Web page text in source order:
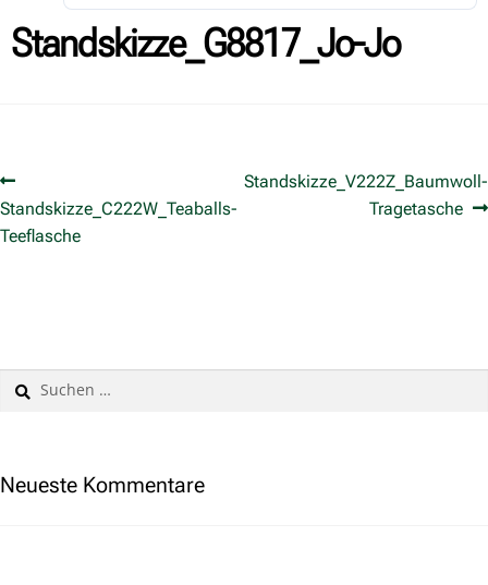
Standskizze_G8817_Jo-Jo
Standskizze_C222W_Teaballs-
Teeflasche
Standskizze_V222Z_Baumwoll-
Tragetasche
Neueste Kommentare